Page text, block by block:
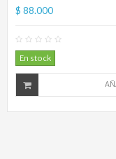
$ 88.000
En stock